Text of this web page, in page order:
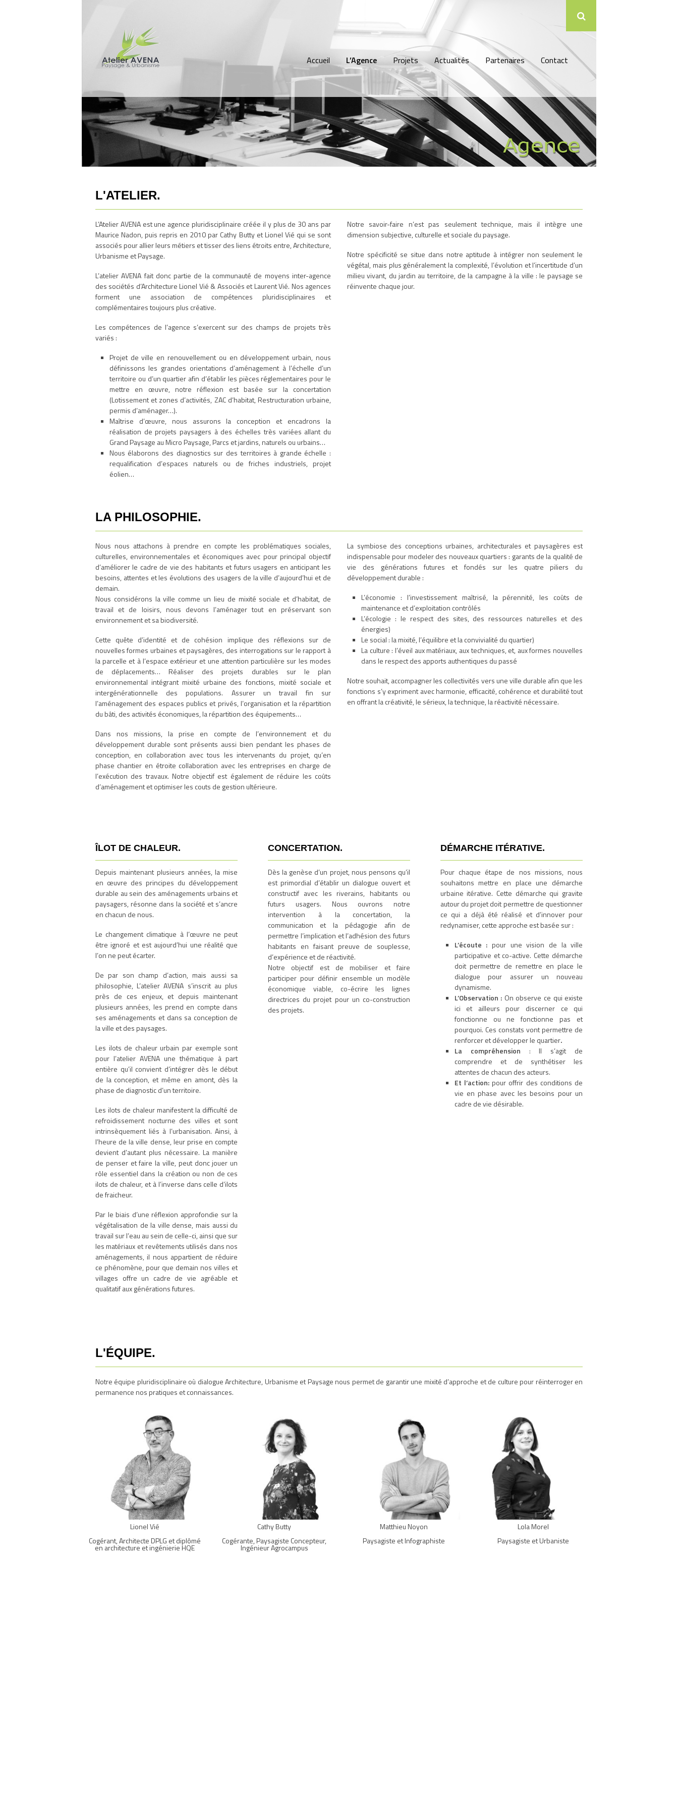
Accueil L’Agence Projets Actualités Partenaires Contact
L'ATELIER.
L’Atelier AVENA est une agence pluridisciplinaire créée il y plus de 30 ans par
Maurice Nadon, puis repris en 2010 par Cathy Butty et Lionel Vié qui se sont
associés pour allier leurs métiers et tisser des liens étroits entre, Architecture,
Urbanisme et Paysage.
L’atelier AVENA fait donc partie de la communauté de moyens inter-agence
des sociétés d’Architecture Lionel Vié & Associés et Laurent Vié. Nos agences
forment une association de compétences pluridisciplinaires et
complémentaires toujours plus créative.
Les compétences de l’agence s’exercent sur des champs de projets très
variés :
Projet de ville en renouvellement ou en développement urbain, nous
définissons les grandes orientations d’aménagement à l’échelle d’un
territoire ou d’un quartier afin d’établir les pièces réglementaires pour le
mettre en œuvre, notre réflexion est basée sur la concertation
(Lotissement et zones d’activités, ZAC d’habitat, Restructuration urbaine,
permis d’aménager…).
Maîtrise d’œuvre, nous assurons la conception et encadrons la
réalisation de projets paysagers à des échelles très variées allant du
Grand Paysage au Micro Paysage, Parcs et jardins, naturels ou urbains…
Nous élaborons des diagnostics sur des territoires à grande échelle :
requalification d’espaces naturels ou de friches industriels, projet
éolien…
Notre savoir-faire n’est pas seulement technique, mais il intègre une
dimension subjective, culturelle et sociale du paysage.
Notre spécificité se situe dans notre aptitude à intégrer non seulement le
végétal, mais plus généralement la complexité, l’évolution et l’incertitude d’un
milieu vivant, du jardin au territoire, de la campagne à la ville : le paysage se
réinvente chaque jour.
LA PHILOSOPHIE.
Nous nous attachons à prendre en compte les problématiques sociales,
culturelles, environnementales et économiques avec pour principal objectif
d’améliorer le cadre de vie des habitants et futurs usagers en anticipant les
besoins, attentes et les évolutions des usagers de la ville d’aujourd’hui et de
demain.
Nous considérons la ville comme un lieu de mixité sociale et d’habitat, de
travail et de loisirs, nous devons l’aménager tout en préservant son
environnement et sa biodiversité.
Cette quête d’identité et de cohésion implique des réflexions sur de
nouvelles formes urbaines et paysagères, des interrogations sur le rapport à
la parcelle et à l’espace extérieur et une attention particulière sur les modes
de déplacements… Réaliser des projets durables sur le plan
environnemental intégrant mixité urbaine des fonctions, mixité sociale et
intergénérationnelle des populations. Assurer un travail fin sur
l’aménagement des espaces publics et privés, l’organisation et la répartition
du bâti, des activités économiques, la répartition des équipements…
Dans nos missions, la prise en compte de l’environnement et du
développement durable sont présents aussi bien pendant les phases de
conception, en collaboration avec tous les intervenants du projet, qu’en
phase chantier en étroite collaboration avec les entreprises en charge de
l’exécution des travaux. Notre objectif est également de réduire les coûts
d’aménagement et optimiser les couts de gestion ultérieure.
La symbiose des conceptions urbaines, architecturales et paysagères est
indispensable pour modeler des nouveaux quartiers : garants de la qualité de
vie des générations futures et fondés sur les quatre piliers du
développement durable :
L’économie : l’investissement maîtrisé, la pérennité, les coûts de
maintenance et d’exploitation contrôlés
L’écologie : le respect des sites, des ressources naturelles et des
énergies)
Le social : la mixité, l’équilibre et la convivialité du quartier)
La culture : l’éveil aux matériaux, aux techniques, et, aux formes nouvelles
dans le respect des apports authentiques du passé
Notre souhait, accompagner les collectivités vers une ville durable afin que les
fonctions s’y expriment avec harmonie, efficacité, cohérence et durabilité tout
en offrant la créativité, le sérieux, la technique, la réactivité nécessaire.
ÎLOT DE CHALEUR.
Depuis maintenant plusieurs années, la mise
en œuvre des principes du développement
durable au sein des aménagements urbains et
paysagers, résonne dans la société et s’ancre
en chacun de nous.
Le changement climatique à l’œuvre ne peut
être ignoré et est aujourd’hui une réalité que
l’on ne peut écarter.
De par son champ d’action, mais aussi sa
philosophie, L’atelier AVENA s’inscrit au plus
près de ces enjeux, et depuis maintenant
plusieurs années, les prend en compte dans
ses aménagements et dans sa conception de
la ville et des paysages.
Les ilots de chaleur urbain par exemple sont
pour l’atelier AVENA une thématique à part
entière qu’il convient d’intégrer dès le début
de la conception, et même en amont, dès la
phase de diagnostic d’un territoire.
Les ilots de chaleur manifestent la difficulté de
refroidissement nocturne des villes et sont
intrinsèquement liés à l’urbanisation. Ainsi, à
l’heure de la ville dense, leur prise en compte
devient d’autant plus nécessaire. La manière
de penser et faire la ville, peut donc jouer un
rôle essentiel dans la création ou non de ces
ilots de chaleur, et à l’inverse dans celle d’ilots
de fraicheur.
Par le biais d’une réflexion approfondie sur la
végétalisation de la ville dense, mais aussi du
travail sur l’eau au sein de celle-ci, ainsi que sur
les matériaux et revêtements utilisés dans nos
aménagements, il nous appartient de réduire
ce phénomène, pour que demain nos villes et
villages offre un cadre de vie agréable et
qualitatif aux générations futures.
CONCERTATION.
Dès la genèse d’un projet, nous pensons qu’il
est primordial d’établir un dialogue ouvert et
constructif avec les riverains, habitants ou
futurs usagers. Nous ouvrons notre
intervention à la concertation, la
communication et la pédagogie afin de
permettre l’implication et l’adhésion des futurs
habitants en faisant preuve de souplesse,
d’expérience et de réactivité.
Notre objectif est de mobiliser et faire
participer pour définir ensemble un modèle
économique viable, co-écrire les lignes
directrices du projet pour un co-construction
des projets.
DÉMARCHE ITÉRATIVE.
Pour chaque étape de nos missions, nous
souhaitons mettre en place une démarche
urbaine itérative. Cette démarche qui gravite
autour du projet doit permettre de questionner
ce qui a déjà été réalisé et d’innover pour
redynamiser, cette approche est basée sur :
L’écoute : pour une vision de la ville
participative et co-active. Cette démarche
doit permettre de remettre en place le
dialogue pour assurer un nouveau
dynamisme.
L’Observation : On observe ce qui existe
ici et ailleurs pour discerner ce qui
fonctionne ou ne fonctionne pas et
pourquoi. Ces constats vont permettre de
renforcer et développer le quartier.
La compréhension : Il s’agit de
comprendre et de synthétiser les
attentes de chacun des acteurs.
Et l’action:pour offrir des conditions de
vie en phase avec les besoins pour un
cadre de vie désirable.
L'ÉQUIPE.
Notre équipe pluridisciplinaire où dialogue Architecture, Urbanisme et Paysage nous permet de garantir une mixité d’approche et de culture pour réinterroger en
permanence nos pratiques et connaissances.
Lionel Vié
Cogérant, Architecte DPLG et diplômé
en architecture et ingénierie HQE
Cathy Butty
Cogérante, Paysagiste Concepteur,
Ingénieur Agrocampus
Matthieu Noyon
Paysagiste et Infographiste
Lola Morel
Paysagiste et Urbaniste